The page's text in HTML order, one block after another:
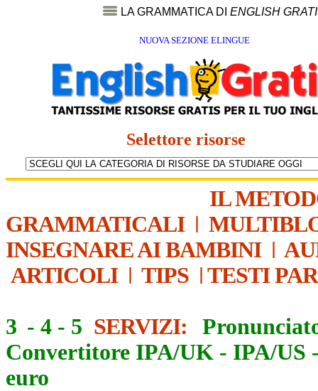
LA GRAMMATICA DI ENGLISH
NUOVA SEZIONE ELINGUE
Selettore risorse
IL
GRAMMATICALI|
INSEGNARE AI BAMBINI|
ARTICOLI| TIPS | TESTI
3 - 4 - 5 SERVIZI:
Convertitore IPA/UK - IPA/US
euro